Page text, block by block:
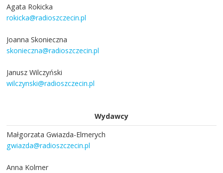
Agata Rokicka
rokicka@radioszczecin.pl
Joanna Skonieczna
skonieczna@radioszczecin.pl
Janusz Wilczyński
wilczynski@radioszczecin.pl
Wydawcy
Małgorzata Gwiazda-Elmerych
gwiazda@radioszczecin.pl
Anna Kolmer